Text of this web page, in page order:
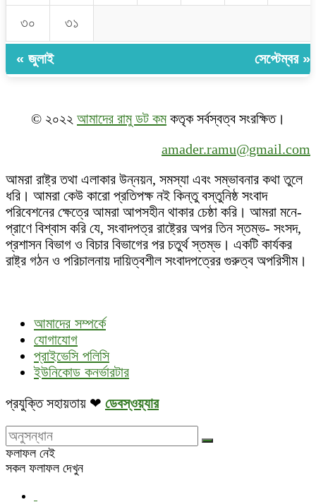
৩০ ৩১
« জুলাই সেপ্টেম্বর »
© ২০২২ আমাদের রামু ডট কমকতৃক সর্বস্বত্ব সংরক্ষিত।
amader.ramu@gmail.com
আমরা রাষ্ট্র তথা এলাকার উন্নয়ন, সমস্যা এবং সম্ভাবনার কথা তুলে
ধরি। আমরা কেউ কারো প্রতিপক্ষ নই কিন্তু বস্তুনিষ্ঠ সংবাদ
পরিবেশনের ক্ষেত্রে আমরা আপসহীন থাকার চেষ্ঠা করি। আমরা মনে-
প্রাণে বিশ্বাস করি যে, সংবাদপত্র রাষ্ট্রের অপর তিন স্তম্ভ- সংসদ,
প্রশাসন বিভাগ ও বিচার বিভাগের পর চতুর্থ স্তম্ভ। একটি কার্যকর
রাষ্ট্র গঠন ও পরিচালনায় দায়িত্বশীল সংবাদপত্রের গুরুত্ব অপরিসীম।
আমাদের সম্পর্কে
যোগাযোগ
প্রাইভেসি পলিসি
ইউনিকোড কনর্ভারটার
প্রযুক্তি সহায়তায় ❤ ডেবস্ওয়্যার
ফলাফল নেই
সকল ফলাফল দেখুন